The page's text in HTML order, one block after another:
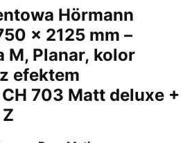
Hörmann
× 2125 mm –
M, Planar, kolor
efektem
703 Matt deluxe +